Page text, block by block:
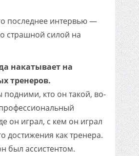
последнее интервью —
страшной силой на
накатывает на
тренеров.
кто он такой, во-
он играл, с кем он играл
достижения как тренера.
был ассистентом.